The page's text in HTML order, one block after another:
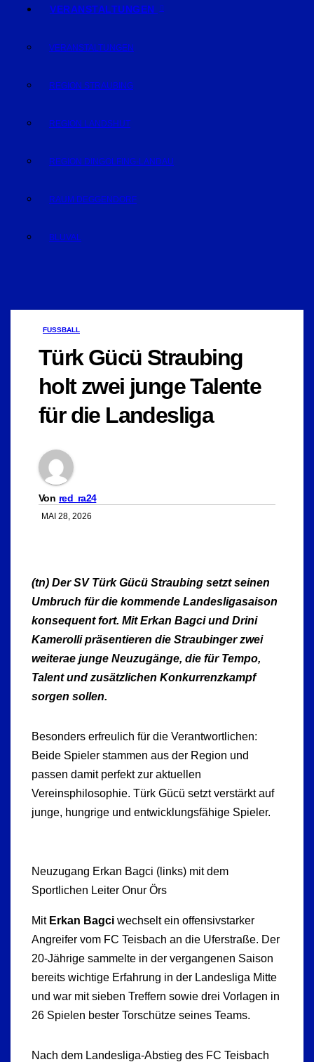
VERANSTALTUNGEN
VERANSTALTUNGEN
REGION STRAUBING
REGION LANDSHUT
REGION DINGOLFING-LANDAU
RAUM DEGGENDORF
BLUVAL
FUSSBALL
Türk Gücü Straubing
holt zwei junge Talente
für die Landesliga
Von red_ra24
MAI 28, 2026
(tn) Der SV Türk Gücü Straubing setzt seinen
Umbruch für die kommende Landesligasaison
konsequent fort. Mit Erkan Bagci und Drini
Kamerolli präsentieren die Straubinger zwei
weiterae junge Neuzugänge, die für Tempo,
Talent und zusätzlichen Konkurrenzkampf
sorgen sollen.
Besonders erfreulich für die Verantwortlichen:
Beide Spieler stammen aus der Region und
passen damit perfekt zur aktuellen
Vereinsphilosophie. Türk Gücü setzt verstärkt auf
junge, hungrige und entwicklungsfähige Spieler.
Neuzugang Erkan Bagci (links) mit dem
Sportlichen Leiter Onur Örs
Mit Erkan Bagci wechselt ein offensivstarker
Angreifer vom FC Teisbach an die Uferstraße. Der
20-Jährige sammelte in der vergangenen Saison
bereits wichtige Erfahrung in der Landesliga Mitte
und war mit sieben Treffern sowie drei Vorlagen in
26 Spielen bester Torschütze seines Teams.
Nach dem Landesliga-Abstieg des FC Teisbach